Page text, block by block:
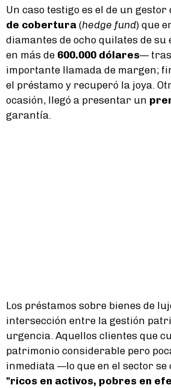
Un caso testigo es el de un
de cobertura (hedge fund) que
diamantes de ocho quilates de
en más de 600.000 dólares—
importante llamada de margen;
el préstamo y recuperó la joya.
ocasión, llegó a presentar un
garantía.
Los préstamos sobre bienes de
intersección entre la gestión
urgencia. Aquellos clientes que
patrimonio considerable pero
inmediata —lo que en el sector se
"ricos en activos, pobres en